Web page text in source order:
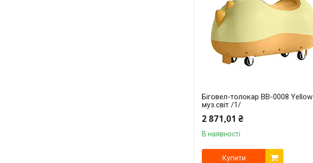
Біговел-толокар BB-0008 Yellow
муз.світ /1/
2 871,01 ₴
В наявності
Купити